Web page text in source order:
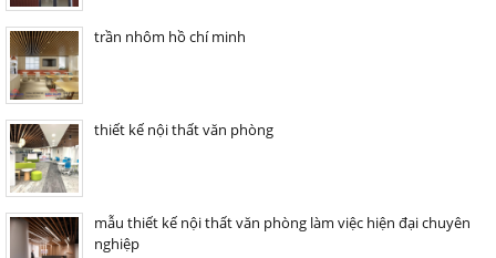
trần nhôm hồ chí minh
thiết kế nội thất văn phòng
mẫu thiết kế nội thất văn phòng làm việc hiện đại chuyên
nghiệp